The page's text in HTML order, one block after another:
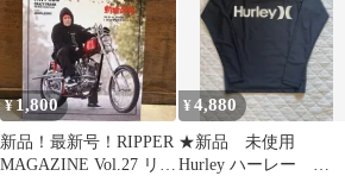
¥1,800
新品！最新号！RIPPER
MAGAZINE Vol.27 リッ
¥4,880
★新品 未使用
Hurley ハーレー